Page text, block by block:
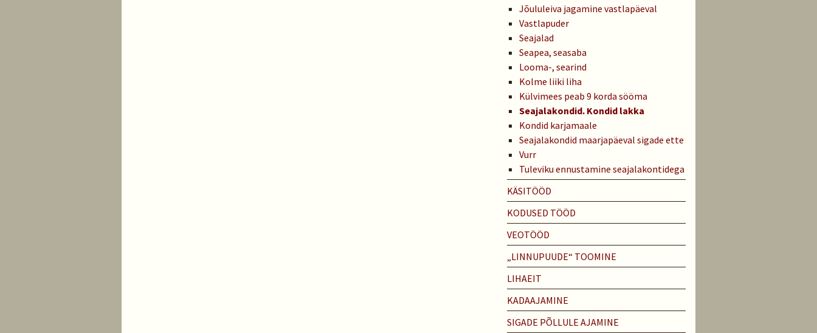
Jõululeiva jagamine vastlapäeval
Vastlapuder
Seajalad
Seapea, seasaba
Looma-, searind
Kolme liiki liha
Külvimees peab 9 korda sööma
Seajalakondid. Kondid lakka
Kondid karjamaale
Seajalakondid maarjapäeval sigade ette
Vurr
Tuleviku ennustamine seajalakontidega
KÄSITÖÖD
KODUSED TÖÖD
VEOTÖÖD
„LINNUPUUDE“ TOOMINE
LIHAEIT
KADAAJAMINE
SIGADE PÕLLULE AJAMINE